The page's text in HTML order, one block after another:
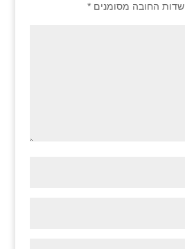
שדות החובה מסומנים *